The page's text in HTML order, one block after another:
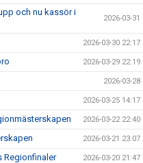
och nu kassör i
2026-03-31
2026-03-30 22:17
2026-03-29 22:19
2026-03-28
2026-03-25 14:17
2026-03-22 22:40
2026-03-21 23:07
Regionfinaler 2026-03-20 21:47